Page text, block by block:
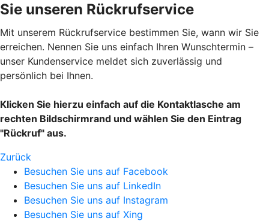
Sie unseren Rückrufservice
Mit unserem Rückrufservice bestimmen Sie, wann wir Sie
erreichen. Nennen Sie uns einfach Ihren Wunschtermin –
unser Kundenservice meldet sich zuverlässig und
persönlich bei Ihnen.
Klicken Sie hierzu einfach auf die Kontaktlasche am
rechten Bildschirmrand und wählen Sie den Eintrag
"Rückruf" aus.
Zurück
Besuchen Sie uns auf Facebook
Besuchen Sie uns auf LinkedIn
Besuchen Sie uns auf Instagram
Besuchen Sie uns auf Xing